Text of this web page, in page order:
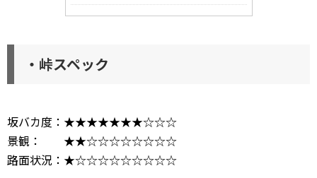
・峠スペック
坂バカ度：★★★★★★★☆☆☆
景観： ★★☆☆☆☆☆☆☆☆
路面状況：★☆☆☆☆☆☆☆☆☆